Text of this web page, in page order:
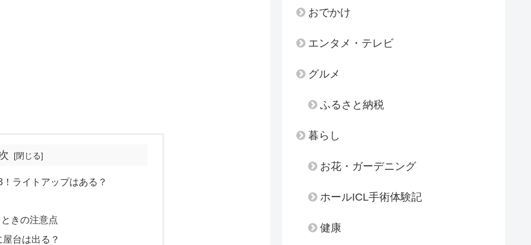
ライトアップはある？
きの注意点
台は出る？
おでかけ
エンタメ・テレビ
グルメ
ふるさと納税
暮らし
お花・ガーデニング
ホールICL手術体験記
健康